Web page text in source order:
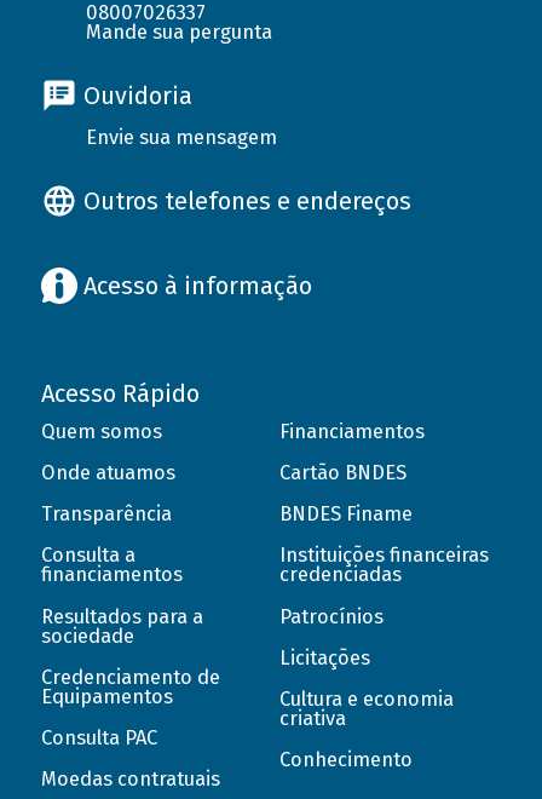
08007026337
Mande sua pergunta
Ouvidoria
Envie sua mensagem
Outros telefones e endereços
Acesso à informação
Acesso Rápido
Quem somos
Onde atuamos
Transparência
Consulta a
financiamentos
Resultados para a
sociedade
Credenciamento de
Equipamentos
Consulta PAC
Moedas contratuais
Financiamentos
Cartão BNDES
BNDES Finame
Instituições financeiras
credenciadas
Patrocínios
Licitações
Cultura e economia
criativa
Conhecimento